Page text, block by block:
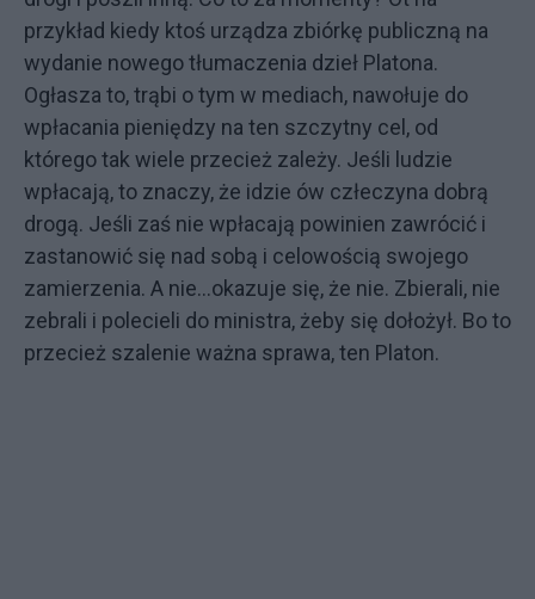
przykład kiedy ktoś urządza zbiórkę publiczną na
wydanie nowego tłumaczenia dzieł Platona.
Ogłasza to, trąbi o tym w mediach, nawołuje do
wpłacania pieniędzy na ten szczytny cel, od
którego tak wiele przecież zależy. Jeśli ludzie
wpłacają, to znaczy, że idzie ów człeczyna dobrą
drogą. Jeśli zaś nie wpłacają powinien zawrócić i
zastanowić się nad sobą i celowością swojego
zamierzenia. A nie...okazuje się, że nie. Zbierali, nie
zebrali i polecieli do ministra, żeby się dołożył. Bo to
przecież szalenie ważna sprawa, ten Platon.